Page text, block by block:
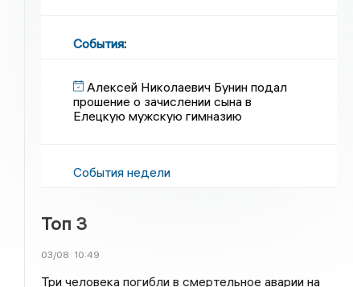
События:
Алексей Николаевич Бунин подал
прошение о зачислении сына в
Елецкую мужскую гимназию
События недели
Топ 3
03/08 10:49
Три человека погибли в смертельное аварии на